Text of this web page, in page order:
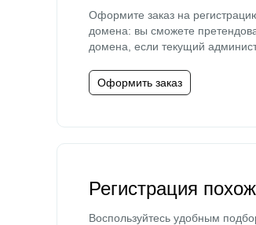
Оформите заказ на
домена: вы сможете
домена, если текущий
Оформить заказ
Регистрация
Воспользуйтесь удобным